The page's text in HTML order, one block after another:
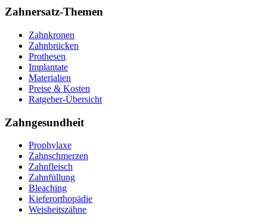
Zahnersatz-Themen
Zahnkronen
Zahnbrücken
Prothesen
Implantate
Materialien
Preise & Kosten
Ratgeber-Übersicht
Zahngesundheit
Prophylaxe
Zahnschmerzen
Zahnfleisch
Zahnfüllung
Bleaching
Kieferorthopädie
Weisheitszähne